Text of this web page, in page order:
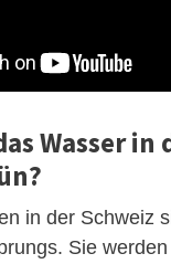
Wasser in
in der Schweiz
Sie